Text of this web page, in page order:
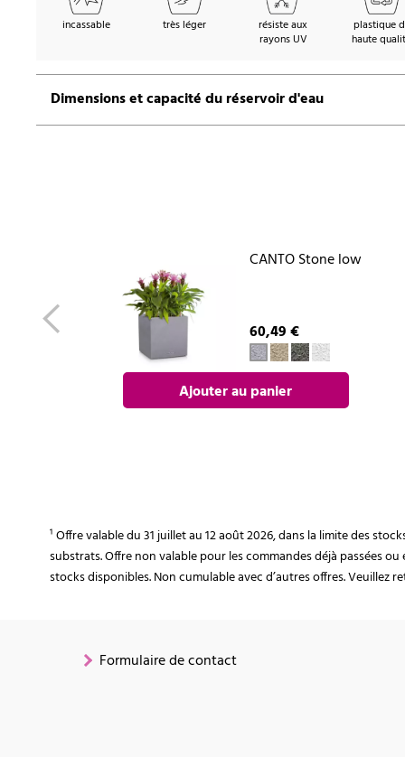
incassable très léger
résiste aux
rayons UV
plastique
haute
Dimensions et capacité du réservoir d'eau
CANTO Stone low
60,49 €
Ajouter au panier
¹ Offre valable du 31 juillet au 12 août 2026, dans la limite des
substrats. Offre non valable pour les commandes déjà passées
stocks disponibles. Non cumulable avec d’autres offres. Veuillez
Formulaire de contact